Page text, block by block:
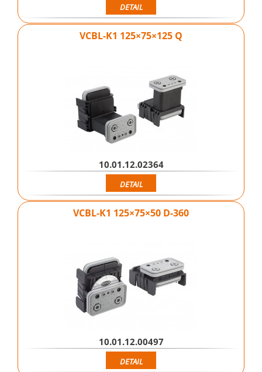
DETAIL
VCBL-K1 125×75×125 Q
10.01.12.02364
DETAIL
VCBL-K1 125×75×50 D-360
10.01.12.00497
DETAIL